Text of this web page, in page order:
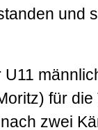
und
für
zwei